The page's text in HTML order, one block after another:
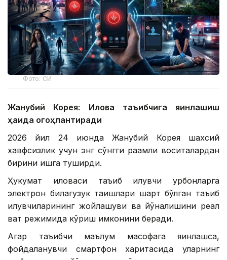
Фото: СИ
Жанубий Корея: Илова таъқибчига яқинлашиш
ҳақида огоҳлантиради
2026 йил 24 июнда Жанубий Корея шахсий
хавфсизлик учун энг сўнгги рақамли воситалардан
бирини ишга туширди.
Ҳукумат иловаси таъқиб қилувчи қурбонларга
электрон билагузук тақишлари шарт бўлган таъқиб
қилувчиларининг жойлашуви ва йўналишини реал
вақт режимида кўриш имконини беради.
Агар таъқибчи маълум масофага яқинлашса,
фойдаланувчи смартфон харитасида уларнинг